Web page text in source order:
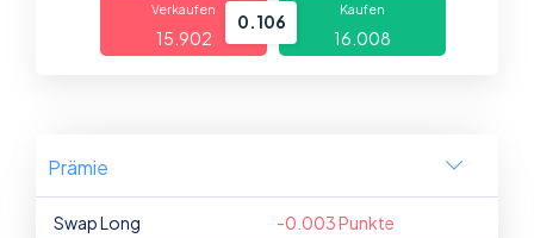
Verkaufen
15.902
0.106
Kaufen
16.008
Prämie
Swap Long -0.003 Punkte